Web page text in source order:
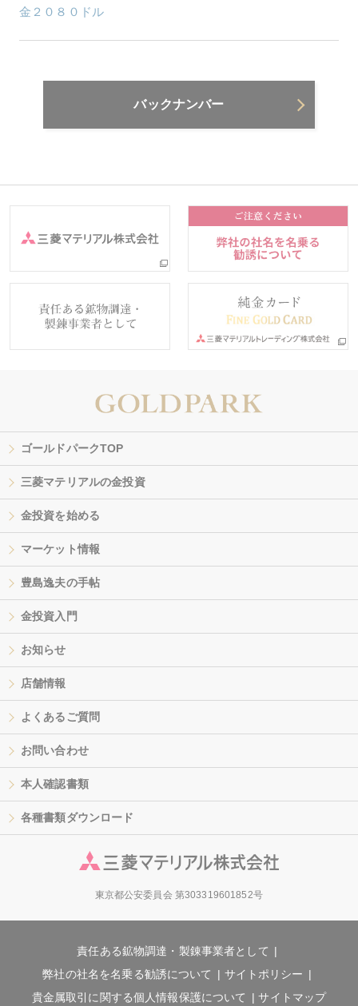
金２０８０ドル
バックナンバー
ゴールドパークTOP
三菱マテリアルの金投資
金投資を始める
マーケット情報
豊島逸夫の手帖
金投資入門
お知らせ
店舗情報
よくあるご質問
お問い合わせ
本人確認書類
各種書類ダウンロード
東京都公安委員会 第303319601852号
責任ある鉱物調達・製錬事業者として
弊社の社名を名乗る勧誘について
サイトポリシー
貴金属取引に関する個人情報保護について
サイトマップ